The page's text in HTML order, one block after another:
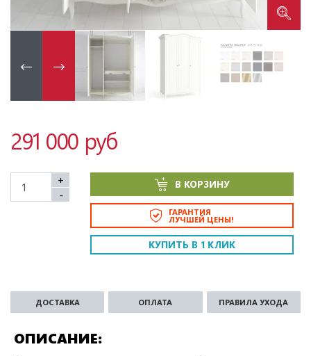
291 000 руб
+
-
В КОРЗИНУ
ГАРАНТИЯ
ЛУЧШЕЙ ЦЕНЫ!
КУПИТЬ В 1 КЛИК
ОПИСАНИЕ
ДОСТАВКА ОПЛАТА ПРАВИЛА УХОДА